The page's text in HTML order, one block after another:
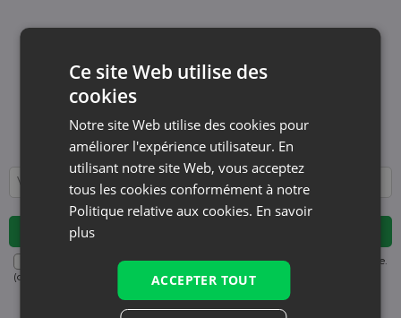
Inscrivez-vous à la newsletter et restez informé
des dernières actualités et offres
Nous vous informons et vous montrons les
actualités - sans spam inutile. Restez avec nous
régulièrement !
Désabonnement gratuit à tout moment. Consultez notre politique.
(obligatoire)
Ce site Web utilise des
cookies
Notre site Web utilise des cookies pour
améliorer l'expérience utilisateur. En
utilisant notre site Web, vous acceptez
tous les cookies conformément à notre
Politique relative aux cookies. En savoir
plus
ACCEPTER TOUT